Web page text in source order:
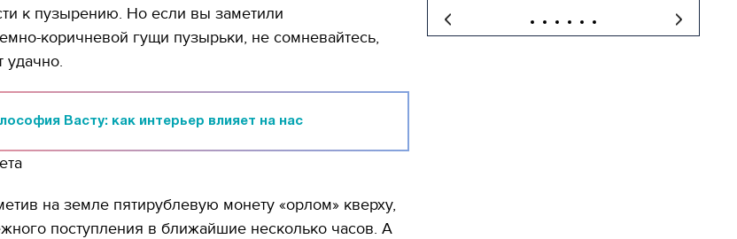
к пузырению. Но если вы заметили
коричневой гущи пузырьки, не сомневайтесь,
удачно.
Васту: как интерьер влияет на нас
на земле пятирублевую монету «орлом» кверху,
поступления в ближайшие несколько часов. А